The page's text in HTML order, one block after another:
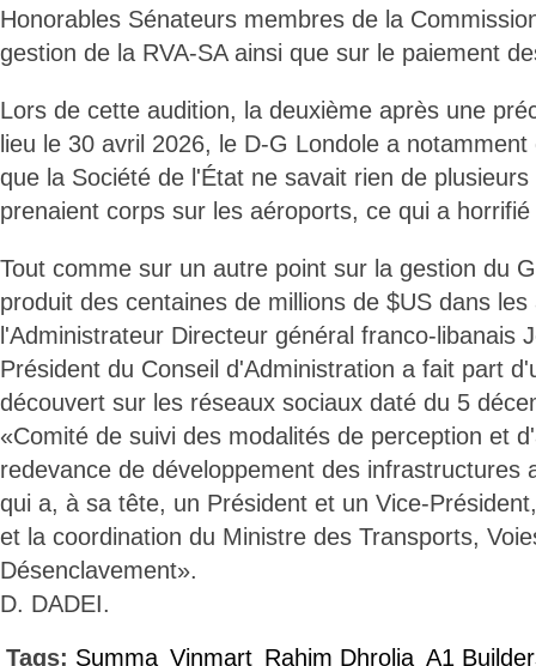
Honorables Sénateurs membres de la
gestion de la RVA-SA ainsi que sur le paiement
Lors de cette audition, la deuxième après une
lieu le 30 avril 2026, le D-G Londole a
que la Société de l'État ne savait rien de
prenaient corps sur les aéroports, ce qui a
Tout comme sur un autre point sur la gestion du
produit des centaines de millions de $US dans les
l'Administrateur Directeur général franco-libanais
Président du Conseil d'Administration a fait part
découvert sur les réseaux sociaux daté du 5
«Comité de suivi des modalités de perception et
redevance de développement des infrastructures
qui a, à sa tête, un Président et un Vice-
et la coordination du Ministre des Transports,
Désenclavement».
D. DADEI.
Tags: Summa Vinmart Rahim Dhrolia A1